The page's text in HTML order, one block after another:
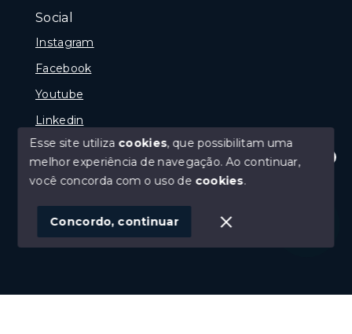
Olá! Estamos disponíveis para te ajudar.
Social
Instagram
Facebook
Youtube
Linkedin
© Copyright 2026 - Reginaldo Polenta - CRECI 31.630
SITE PARA IMOBILIARIA
Esse site utiliza cookies, que possibilitam uma
melhor experiência de navegação.Ao continuar,
você concorda com o uso de cookies.
Concordo, continuar